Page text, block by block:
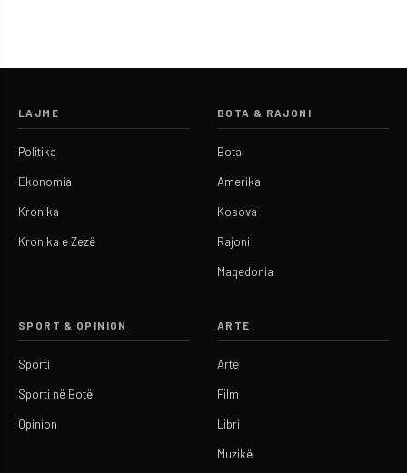
LAJME
Politika
Ekonomia
Kronika
Kronika e Zezë
BOTA & RAJONI
Bota
Amerika
Kosova
Rajoni
Maqedonia
SPORT & OPINION
Sporti
Sporti në Botë
Opinion
ARTE
Arte
Film
Libri
Muzikë